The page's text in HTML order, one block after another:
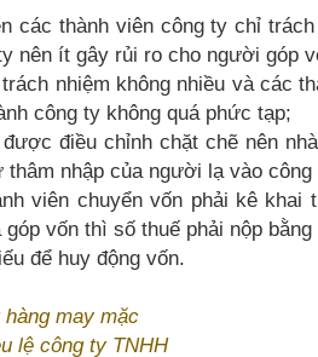
các thành viên công ty chỉ
nên ít gây rủi ro cho người góp
nhiệm không nhiều và các
công ty không quá phức tạp;
điều chỉnh chặt chẽ nên
nhập của người lạ vào công
viên chuyển vốn phải kê
vốn thì số thuế phải nộp bằng
để huy động vốn.
may mặc
lệ công ty TNHH